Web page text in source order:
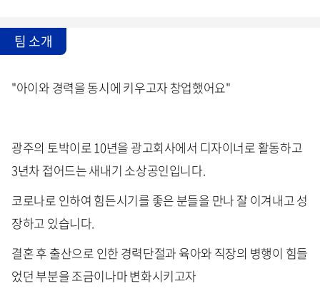
팀 소개
"아이와 경력을 동시에 키우고자 창업했어요"
광주의 토박이로 10년을 광고회사에서 디자이너로 활동하고
3년차 접어드는 새내기 소상공인입니다.
코로나로 인하여 힘든시기를 좋은 분들을 만나 잘 이겨내고 성
장하고 있습니다.
결혼 후 출산으로 인한 경력단절과 육아와 직장의 병행이 힘들
었던 부분을 조금이나마 변화시키고자